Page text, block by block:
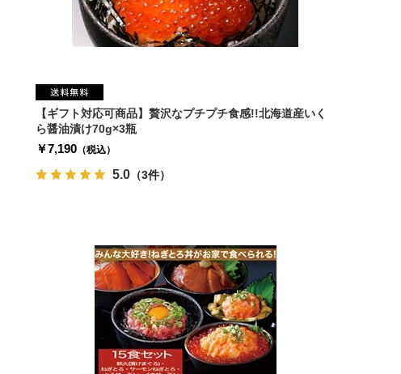
【ギフト対応可商品】贅沢なプチプチ食感!!北海道産いく
ら醤油漬け70g×3瓶
￥7,190 （税込）
5.0 （3件）